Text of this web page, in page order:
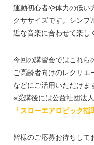
運動初心者や体力の低い
クササイズです。シン
近な音楽に合わせて楽し
今回の講習会ではこれら
ご高齢者向けのレクリエ
などにご活用いただけま
※受講後には公益社団法
「スローエアロビック指
皆様のご応募お待ちして